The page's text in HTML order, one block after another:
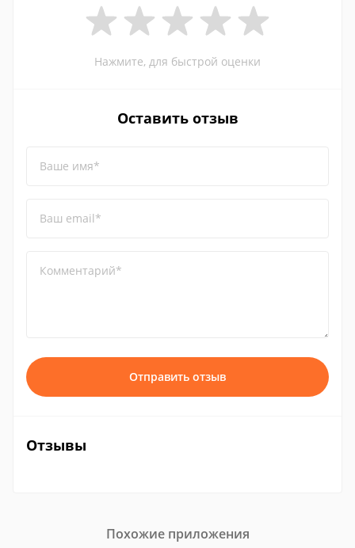
Нажмите, для быстрой оценки
Оставить отзыв
Ваше имя*
Ваш email*
Комментарий*
Отправить отзыв
Отзывы
Похожие приложения